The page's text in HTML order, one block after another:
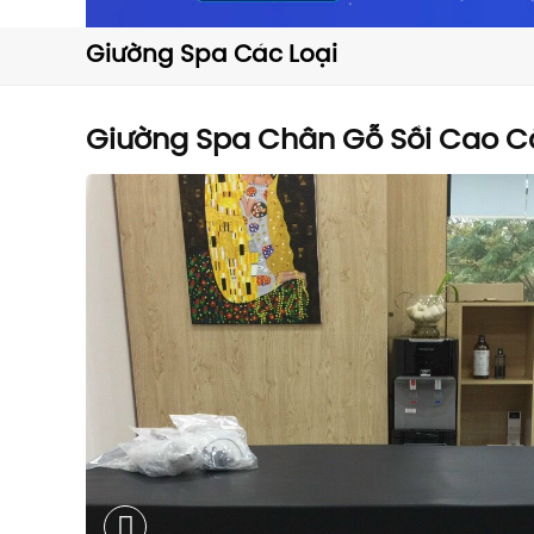
Giường Spa Các Loại
Giường Spa Chân Gỗ Sồi Cao